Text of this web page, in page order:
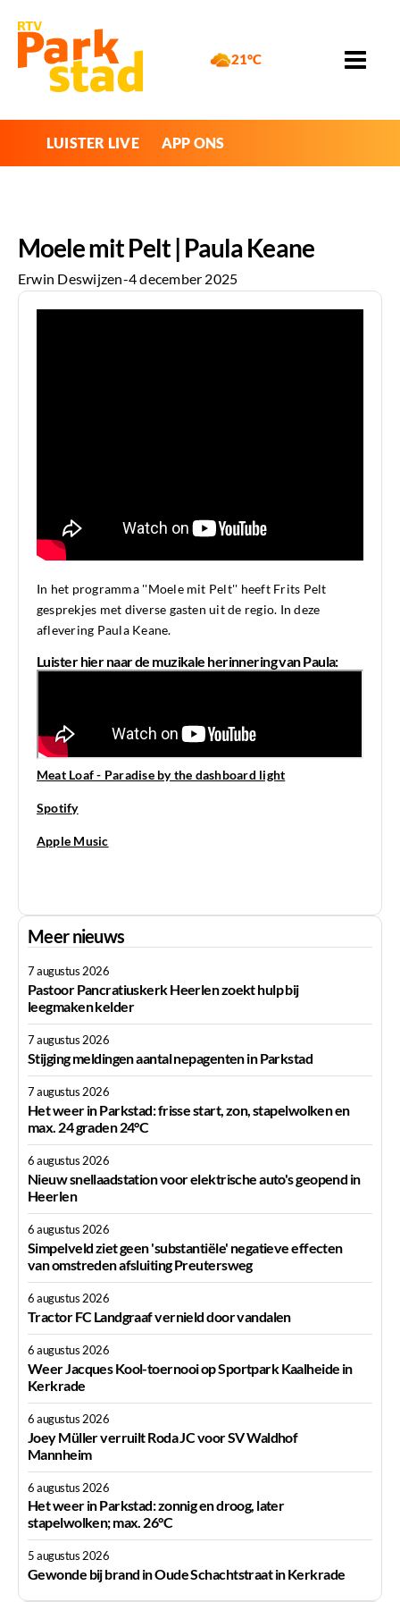
21°C
LUISTER LIVE APP ONS
Moele mit Pelt | Paula Keane
Erwin Deswijzen-4 december 2025
In het programma ''Moele mit Pelt'' heeft Frits Pelt
gesprekjes met diverse gasten uit de regio. In deze
aflevering Paula Keane.
Luister hier naar de muzikale herinnering van Paula:
Meat Loaf - Paradise by the dashboard light
Spotify
Apple Music
Meer nieuws
7 augustus 2026
Pastoor Pancratiuskerk Heerlen zoekt hulp bij
leegmaken kelder
7 augustus 2026
Stijging meldingen aantal nepagenten in Parkstad
7 augustus 2026
Het weer in Parkstad: frisse start, zon, stapelwolken en
max. 24 graden 24°C
6 augustus 2026
Nieuw snellaadstation voor elektrische auto's geopend in
Heerlen
6 augustus 2026
Simpelveld ziet geen 'substantiële' negatieve effecten
van omstreden afsluiting Preutersweg
6 augustus 2026
Tractor FC Landgraaf vernield door vandalen
6 augustus 2026
Weer Jacques Kool-toernooi op Sportpark Kaalheide in
Kerkrade
6 augustus 2026
Joey Müller verruilt Roda JC voor SV Waldhof
Mannheim
6 augustus 2026
Het weer in Parkstad: zonnig en droog, later
stapelwolken; max. 26°C
5 augustus 2026
Gewonde bij brand in Oude Schachtstraat in Kerkrade